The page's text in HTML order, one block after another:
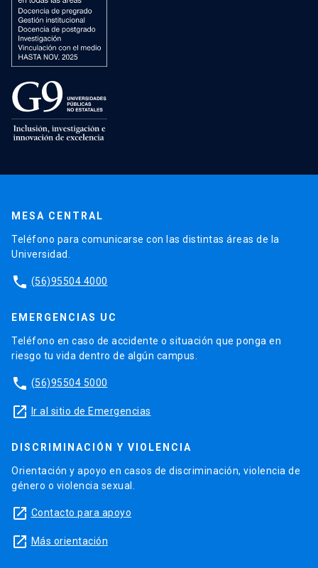
MESA CENTRAL
Teléfono para comunicarse con las distintas áreas de la
Universidad.
phone (56)95504 4000
EMERGENCIAS UC
Teléfono en caso de accidente o situación que ponga en
riesgo tu vida dentro de algún campus.
phone (56)95504 5000
launch Ir al sitio de Emergencias
DISCRIMINACIÓN Y VIOLENCIA
Orientación y apoyo en casos de discriminación, violencia de
género o violencia sexual.
launch Contacto para apoyo
launch Más orientación